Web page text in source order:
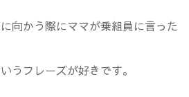
向かう際にママが乗組員に言った
うフレーズが好きです。